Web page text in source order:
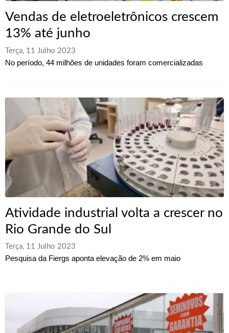
Vendas de eletroeletrônicos crescem
13% até junho
Terça, 11 Julho 2023
No período, 44 milhões de unidades foram comercializadas
Atividade industrial volta a crescer no
Rio Grande do Sul
Terça, 11 Julho 2023
Pesquisa da Fiergs aponta elevação de 2% em maio